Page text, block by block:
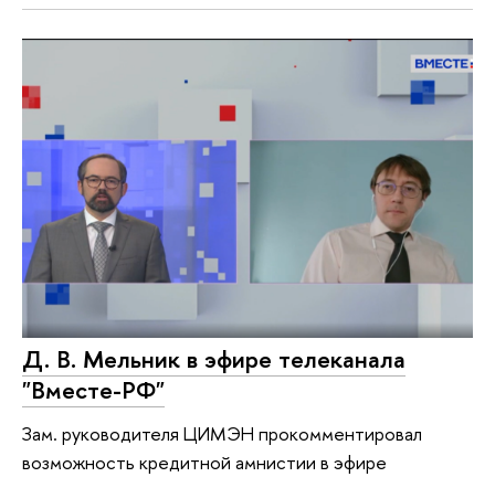
Д. В. Мельник в эфире телеканала
"Вместе-РФ"
Зам. руководителя ЦИМЭН прокомментировал
возможность кредитной амнистии в эфире